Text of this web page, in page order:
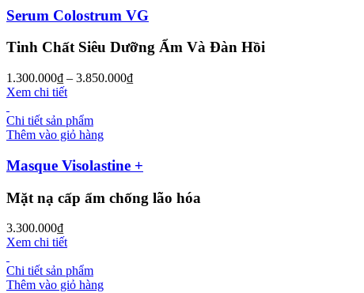
Serum Colostrum VG
Tinh Chất Siêu Dưỡng Ẩm Và Đàn Hồi
1.300.000₫ – 3.850.000₫
Xem chi tiết
Chi tiết sản phẩm
Thêm vào giỏ hàng
Masque Visolastine +
Mặt nạ cấp ẩm chống lão hóa
3.300.000₫
Xem chi tiết
Chi tiết sản phẩm
Thêm vào giỏ hàng